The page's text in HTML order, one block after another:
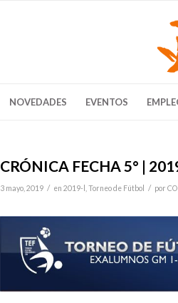
NOVEDADES EVENTOS
CRÓNICA FECHA 5° |
3 mayo, 2019 / en 2019-l Torneo de Fútbol / por